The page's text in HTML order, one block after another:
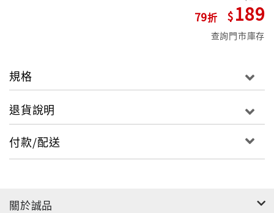
79 189
查詢門市庫存
規格
退貨說明
付款/配送
關於誠品